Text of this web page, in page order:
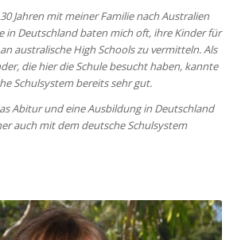
Jahren mit meiner Familie nach Australien
in Deutschland baten mich oft, ihre Kinder für
australische High Schools zu vermitteln. Als
die hier die Schule besucht haben, kannte
Schulsystem bereits sehr gut.
Abitur und eine Ausbildung in Deutschland
auch mit dem deutsche Schulsystem